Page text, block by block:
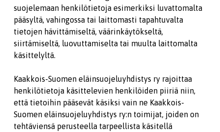
suojelemaan henkilötietoja esimerkiksi luvattomalta
pääsyltä, vahingossa tai laittomasti tapahtuvalta
tietojen hävittämiseltä, väärinkäytökseltä,
siirtämiseltä, luovuttamiselta tai muulta laittomalta
käsittelyltä.
Kaakkois-Suomen eläinsuojeluyhdistys ry rajoittaa
henkilötietoja käsittelevien henkilöiden piiriä niin,
että tietoihin pääsevät käsiksi vain ne Kaakkois-
Suomen eläinsuojeluyhdistys ry:n toimijat, joiden on
tehtäviensä perusteella tarpeellista käsitellä